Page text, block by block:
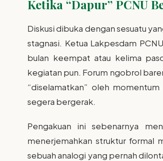
Ketika “Dapur” PCNU
Diskusi dibuka dengan sesuatu
stagnasi. Ketua Lakpesdam
bulan keempat atau kelima
kegiatan pun. Forum ngobrol
“diselamatkan” oleh
segera bergerak.
Pengakuan ini sebenarnya
menerjemahkan struktur formal
sebuah analogi yang pernah